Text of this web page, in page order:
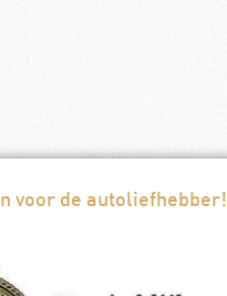
voor de autoliefhebber!